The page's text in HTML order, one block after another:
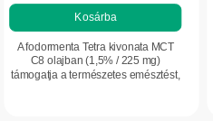
Kosárba
A fodormenta Tetra kivonata MCT
C8 olajban (1,5% / 225 mg)
támogatja a természetes emésztést,